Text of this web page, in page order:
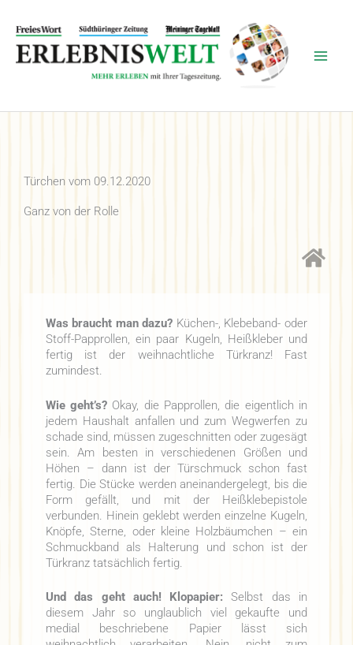
Inhalt
springen
Türchen vom 09.12.2020
Ganz von der Rolle
Was braucht man dazu? Küchen-, Klebeband- oder
Stoff-Papprollen, ein paar Kugeln, Heißkleber und
fertig ist der weihnachtliche Türkranz! Fast
zumindest.
Wie geht’s? Okay, die Papprollen, die eigentlich in
jedem Haushalt anfallen und zum Wegwerfen zu
schade sind, müssen zugeschnitten oder zugesägt
sein. Am besten in verschiedenen Größen und
Höhen – dann ist der Türschmuck schon fast
fertig. Die Stücke werden aneinandergelegt, bis die
Form gefällt, und mit der Heißklebepistole
verbunden. Hinein geklebt werden einzelne Kugeln,
Knöpfe, Sterne, oder kleine Holzbäumchen – ein
Schmuckband als Halterung und schon ist der
Türkranz tatsächlich fertig.
Und das geht auch! Klopapier: Selbst das in
diesem Jahr so unglaublich viel gekaufte und
medial beschriebene Papier lässt sich